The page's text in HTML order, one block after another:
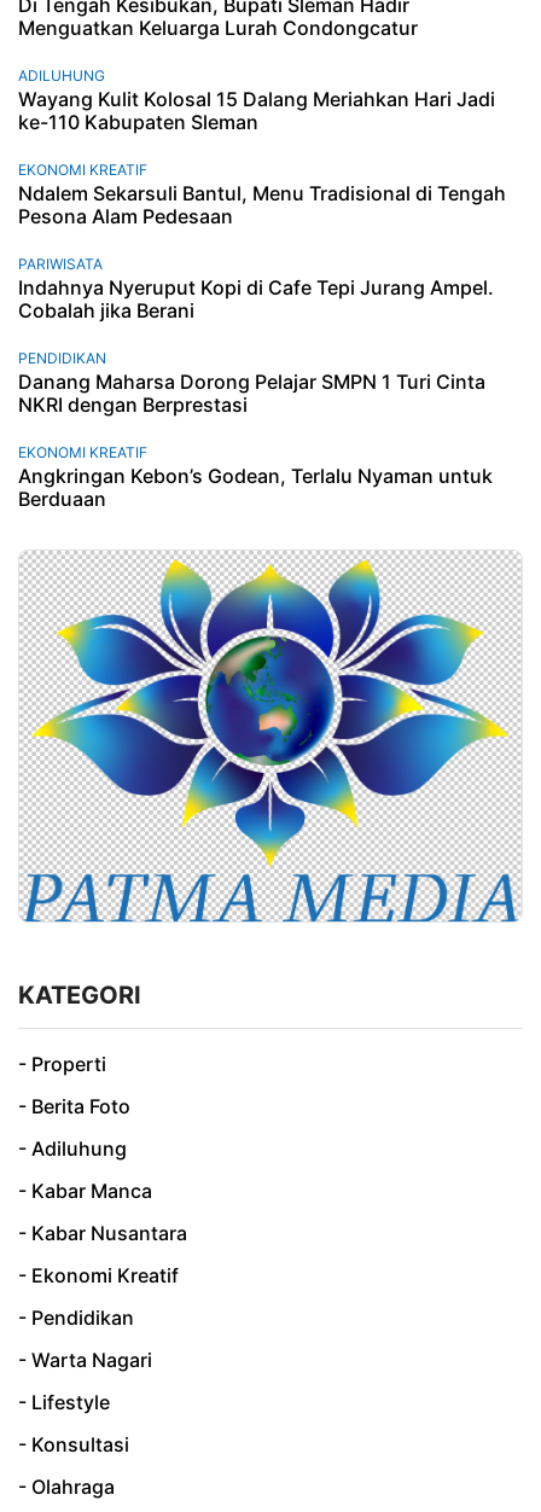
Di Tengah Kesibukan, Bupati Sleman Hadir
Menguatkan Keluarga Lurah Condongcatur
ADILUHUNG
Wayang Kulit Kolosal 15 Dalang Meriahkan Hari Jadi
ke-110 Kabupaten Sleman
EKONOMI KREATIF
Ndalem Sekarsuli Bantul, Menu Tradisional di Tengah
Pesona Alam Pedesaan
PARIWISATA
Indahnya Nyeruput Kopi di Cafe Tepi Jurang Ampel.
Cobalah jika Berani
PENDIDIKAN
Danang Maharsa Dorong Pelajar SMPN 1 Turi Cinta
NKRI dengan Berprestasi
EKONOMI KREATIF
Angkringan Kebon’s Godean, Terlalu Nyaman untuk
Berduaan
KATEGORI
- Properti
- Berita Foto
- Adiluhung
- Kabar Manca
- Kabar Nusantara
- Ekonomi Kreatif
- Pendidikan
- Warta Nagari
- Lifestyle
- Konsultasi
- Olahraga